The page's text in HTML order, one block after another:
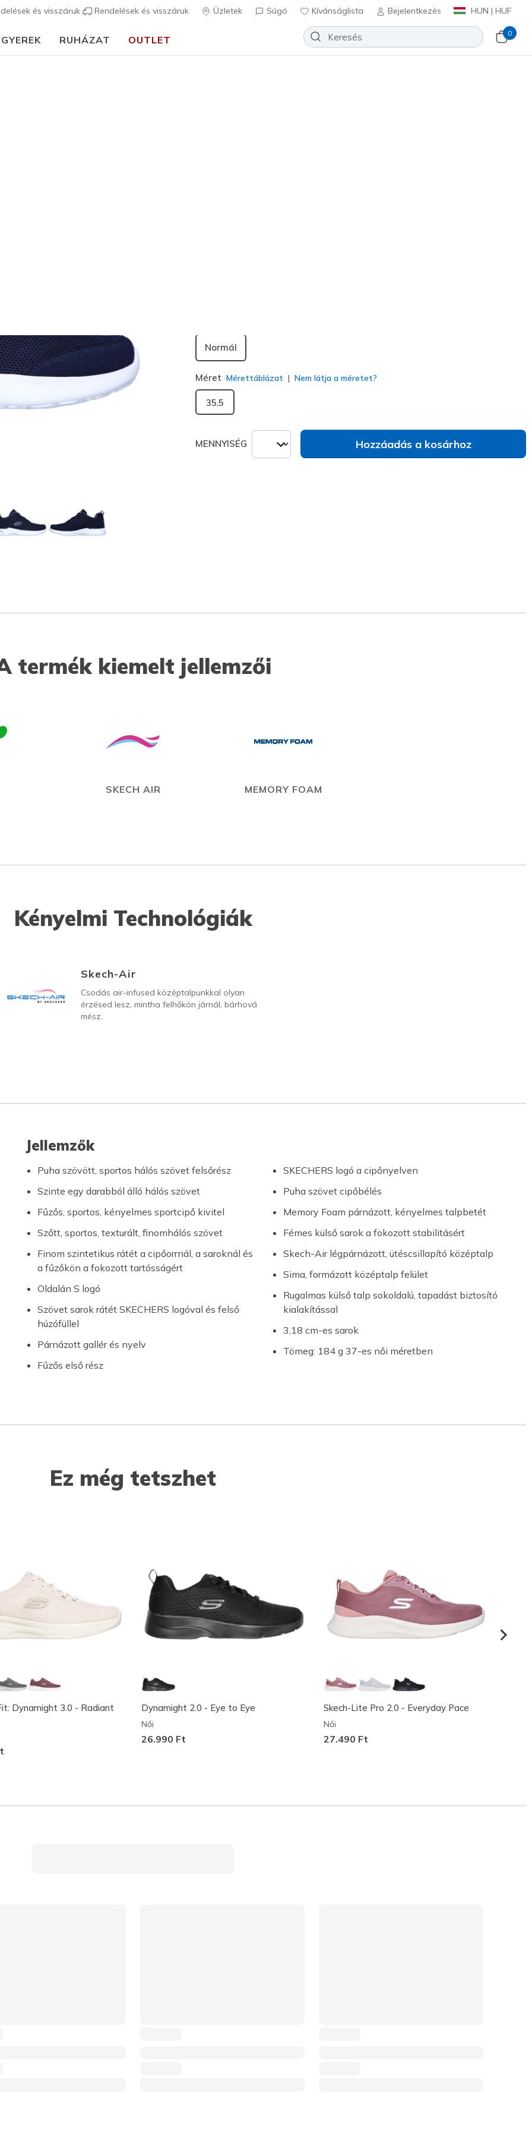
és visszáruk Rendelések és visszáruk Üzletek Súgó Kívánságlista Bejelentkezés HUN | HUF
GYEREK RUHÁZAT OUTLET
0
Normál
Méret Mérettáblázat Nem látja a méretet?
35.5
MENNYISÉG Hozzáadás a kosárhoz
termék kiemelt jellemzői
SKECH AIR MEMORY FOAM
Kényelmi Technológiák
Skech-Air
Csodás air-infused középtalpunkkal olyan
érzésed lesz, mintha felhőkön járnál, bárhová
mész.
Jellemzők
Puha szövött, sportos hálós szövet felsőrész
Szinte egy darabból álló hálós szövet
Fűzős, sportos, kényelmes sportcipő kivitel
Szőtt, sportos, texturált, finomhálós szövet
Finom szintetikus rátét a cipőorrnál, a saroknál és
a fűzőkön a fokozott tartósságért
Oldalán S logó
Szövet sarok rátét SKECHERS logóval és felső
húzófüllel
Párnázott gallér és nyelv
Fűzős első rész
SKECHERS logó a cipőnyelven
Puha szövet cipőbélés
Memory Foam párnázott, kényelmes talpbetét
Fémes külső sarok a fokozott stabilitásért
Skech-Air légpárnázott, ütéscsillapító középtalp
Sima, formázott középtalp felület
Rugalmas külső talp sokoldalú, tapadást biztosító
kialakítással
3,18 cm-es sarok
Tömeg: 184 g 37-es női méretben
Ez még tetszhet
Dynamight 3.0 - Radiant Dynamight 2.0 - Eye to Eye
Női
26.990 Ft
Skech-Lite Pro 2.0 - Everyday Pace
Női
27.490 Ft